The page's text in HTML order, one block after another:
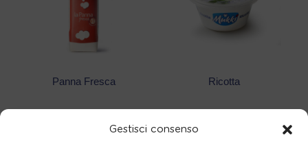
Gestisci consenso
Panna Fresca Ricotta